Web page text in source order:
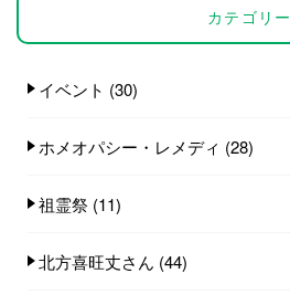
カテゴリー
イベント (30)
ホメオパシー・レメディ (28)
祖霊祭 (11)
北方喜旺丈さん (44)